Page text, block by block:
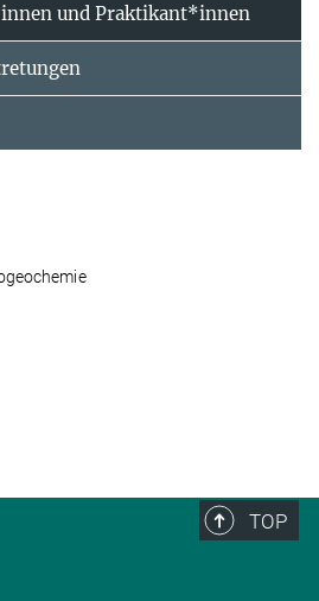
und Praktikant*innen
TOP